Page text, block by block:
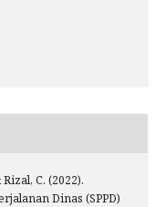
C. (2022).
Dinas (SPPD)